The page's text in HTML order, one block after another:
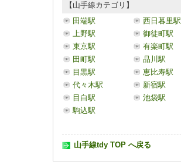
【山手線カテゴリ】
田端駅
西日暮里駅
上野駅
御徒町駅
東京駅
有楽町駅
田町駅
品川駅
目黒駅
恵比寿駅
代々木駅
新宿駅
目白駅
池袋駅
駒込駅
山手線tdy TOP へ戻る